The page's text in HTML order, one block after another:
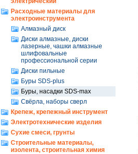
Расходные материалы для
электроинструмента
Алмазный диск
Диски алмазные, диски
лазерные, чашки алмазные
шлифовальные
профессиональной серии
Диски пильные
Буры SDS-plus
Буры, насадки SDS-max
Свёрла, наборы сверл
Крепеж, крепежный инструмент
Электротехнические изделия
Сухие смеси, грунты
Строительные материалы,
изолента, строительная химия